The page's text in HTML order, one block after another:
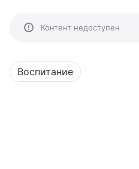
Контент недоступен
Воспитание